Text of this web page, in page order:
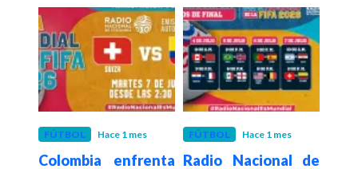
FÚTBOL Hace 1 mes
Colombia enfrenta
FÚTBOL Hace 1 mes
Radio Nacional de